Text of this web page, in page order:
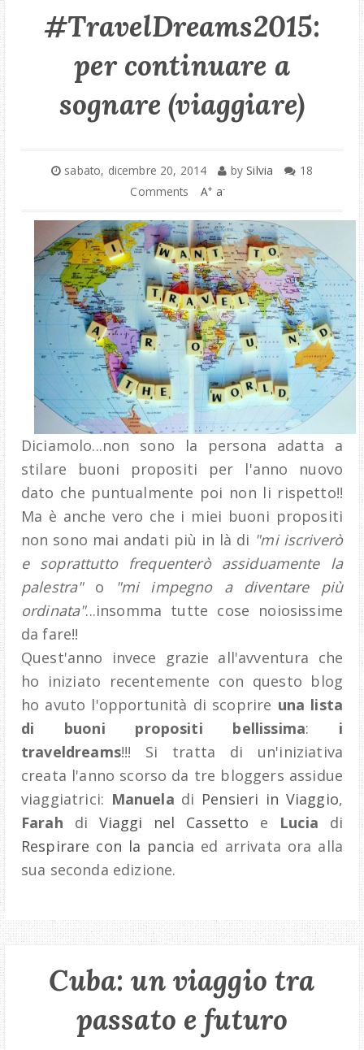
#TravelDreams2015:
per continuare a
sognare (viaggiare)
sabato, dicembre 20, 2014 by Silvia
18
Comments
A+ a-
Diciamolo...non sono la persona adatta a
stilare buoni propositi per l'anno nuovo
dato che puntualmente poi non li rispetto!!
Ma è anche vero che i miei buoni propositi
non sono mai andati più in là di "mi iscriverò
e soprattutto frequenterò assiduamente la
palestra"o
"mi impegno a diventare più
ordinata"...insomma tutte cose noiosissime
da fare!!
Quest'anno invece grazie all'avventura che
ho iniziato recentemente con questo blog
ho avuto l'opportunità di scoprire una lista
di buoni propositi bellissima: i
traveldreams!!! Si tratta di un'iniziativa
creata l'anno scorso da tre bloggers assidue
viaggiatrici: Manuela di Pensieri in Viaggio,
Farah di Viaggi nel Cassetto e Lucia di
Respirare con la pancia ed arrivata ora alla
sua seconda edizione.
Cuba: un viaggio tra
passato e futuro